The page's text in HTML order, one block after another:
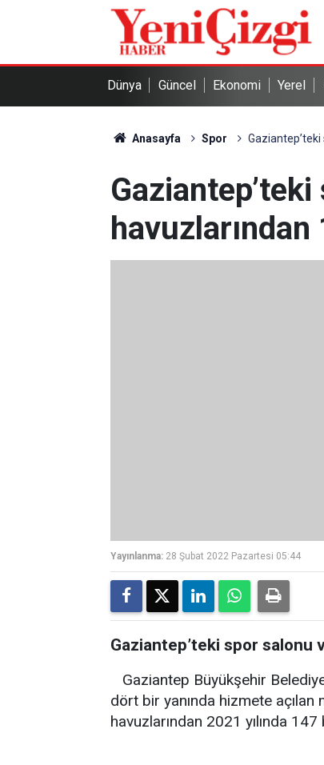
Dünya Güncel Ekonomi Yerel
Anasayfa Spor
Yayınlanma: 28 Şubat 2022 Pazartesi 05:44
Gaziantep’teki spor salonu
Gaziantep Büyükşehir
dört bir yanında hizmete
havuzlarından 2021 yılında